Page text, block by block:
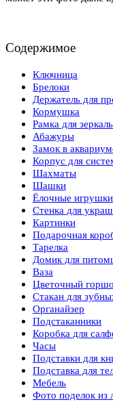
Содержимое
Ключница
Брелоки
Держатель для
Кормушка
Рамка для
Абажуры
Замок в
Корпус для
Шахматы
Шашки
Ёлочные игрушки
Стенка для
Картинки
Подарочная
Тарелка
Домик для
Ваза
Цветочный
Стакан для
Органайзер
Подстаканники
Коробка для
Часы
Подставки для
Подставка для
Мебель
Фото поделок из